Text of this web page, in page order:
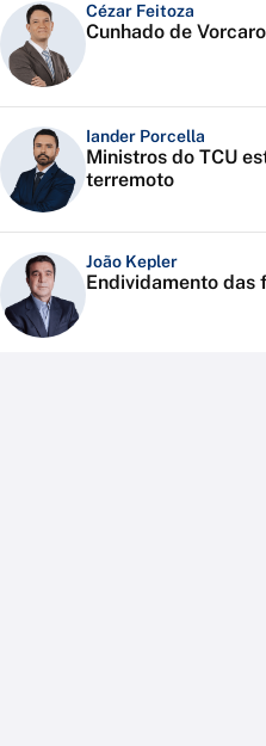
Cézar Feitoza
Cunhado de
Iander Porcella
Ministros do TCU
terremoto
João Kepler
Endividamento das